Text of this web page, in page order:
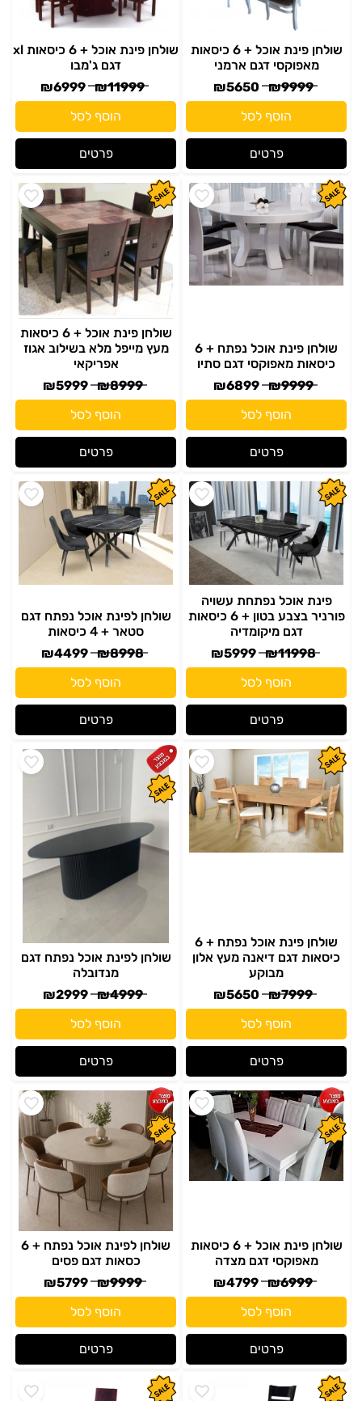
שולחן פינת אוכל + 6 כיסאות
מאפוקסי דגם ארמני
₪9999
₪5650
הוסף לסל
פרטים
שולחן פינת אוכל + 6 כיסאות xl
דגם ג'מבו
₪11999
₪6999
הוסף לסל
פרטים
שולחן פינת אוכל נפתח + 6
כיסאות מאפוקסי דגם סתיו
₪9999
₪6899
הוסף לסל
פרטים
שולחן פינת אוכל + 6 כיסאות
מעץ מייפל מלא בשילוב אגוז
אפריקאי
₪8999
₪5999
הוסף לסל
פרטים
פינת אוכל נפתחת עשויה
פורניר בצבע בטון + 6 כיסאות
דגם מיקומדיה
₪11998
₪5999
הוסף לסל
פרטים
שולחן לפינת אוכל נפתח דגם
סטאר + 4 כיסאות
₪8998
₪4499
הוסף לסל
פרטים
שולחן פינת אוכל נפתח + 6
כיסאות דגם דיאנה מעץ אלון
מבוקע
₪7999
₪5650
הוסף לסל
פרטים
שולחן לפינת אוכל נפתח דגם
מנדובלה
₪4999
₪2999
הוסף לסל
פרטים
שולחן פינת אוכל + 6 כיסאות
מאפוקסי דגם מצדה
₪6999
₪4799
הוסף לסל
פרטים
שולחן לפינת אוכל נפתח + 6
כסאות דגם פסים
₪9999
₪5799
הוסף לסל
פרטים